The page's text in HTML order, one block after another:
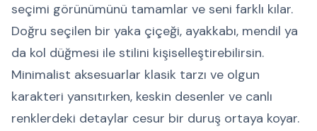
seçimi görünümünü tamamlar ve seni farklı kılar.
Doğru seçilen bir yaka çiçeği, ayakkabı, mendil ya
da kol düğmesi ile stilini kişiselleştirebilirsin.
Minimalist aksesuarlar klasik tarzı ve olgun
karakteri yansıtırken, keskin desenler ve canlı
renklerdeki detaylar cesur bir duruş ortaya koyar.